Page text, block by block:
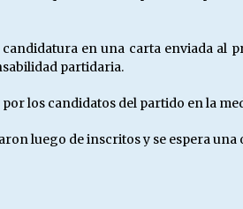
en una carta enviada al
partidaria.
los candidatos del partido en la
luego de inscritos y se espera una